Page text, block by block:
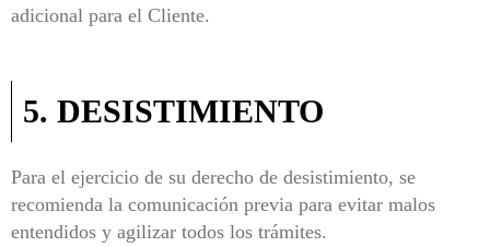
adicional para el Cliente.
5. DESISTIMIENTO
Para el ejercicio de su derecho de desistimiento, se
recomienda la comunicación previa para evitar malos
entendidos y agilizar todos los trámites.